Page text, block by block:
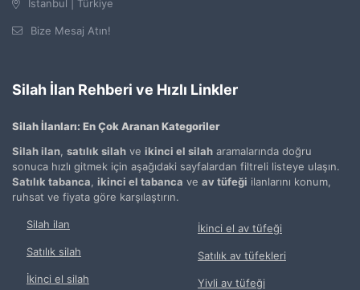
İstanbul | Türkiye
Bize Mesaj Atın!
Silah İlan Rehberi ve Hızlı Linkler
Silah İlanları: En Çok Aranan Kategoriler
Silah ilan satılık silah ve ikinci el silah aramalarında doğru
sonuca hızlı gitmek için aşağıdaki sayfalardan filtreli listeye ulaşın.
Satılık tabanca ikinci el tabanca ve av tüfeği ilanlarını konum,
ruhsat ve fiyata göre karşılaştırın.
Silah ilan
Satılık silah
İkinci el silah
İkinci el av tüfeği
Satılık av tüfekleri
Yivli av tüfeği